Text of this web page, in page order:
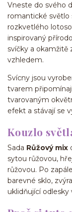
Vneste do svého
romantické světlo
rozkvetlého
inspirovaný
svíčky a
vzhledem.
Svícny jsou
tvarem
tvarovaným
efekt a stávají se
Kouzlo
Sada Růžový mix
sytou růžovou,
růžovou. Po
barevné sklo,
uklidňující